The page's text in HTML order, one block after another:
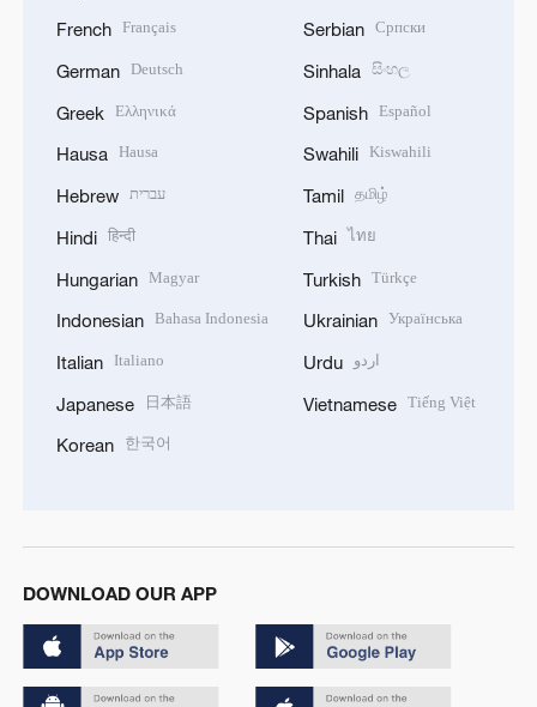
French Français
German Deutsch
Greek Ελληνικά
Hausa Hausa
Hebrew עברית
Hindi हिन्दी
Hungarian Magyar
Indonesian Bahasa Indonesia
Italian Italiano
Japanese 日本語
Korean 한국어
Serbian Српски
Sinhala සිංහල
Spanish Español
Swahili Kiswahili
Tamil தமிழ்
Thai ไทย
Turkish Türkçe
Ukrainian Українська
Urdu اردو
Vietnamese Tiếng Việt
DOWNLOAD OUR APP